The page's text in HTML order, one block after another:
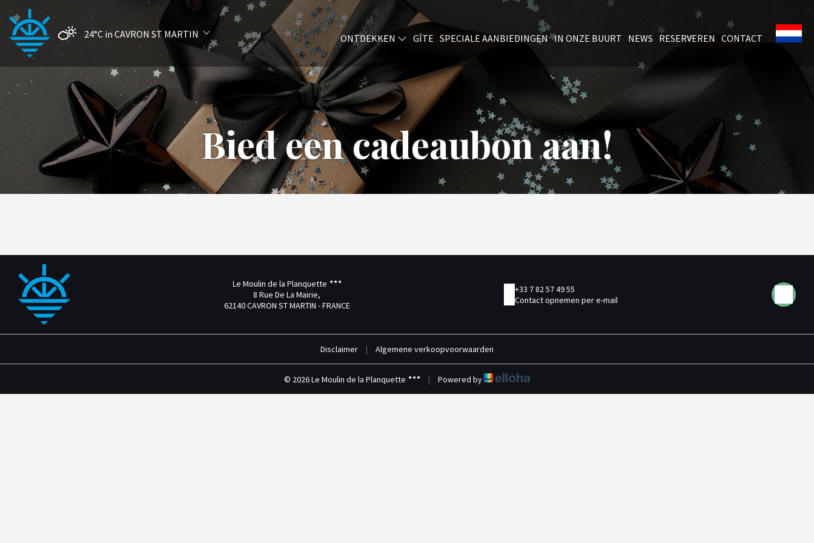
24°C in CAVRON ST MARTIN ONTDEKKEN GÎTE SPECIALE AANBIEDINGEN IN ONZE BUURT NEWS RESERVEREN CONTACT
Bied een cadeaubon aan!
Le Moulin de la Planquette
8 Rue De La Mairie,
62140 CAVRON ST MARTIN - FRANCE
+33 7 82 57 49 55
Contact opnemen per e-mail
Disclaimer | Algemene verkoopvoorwaarden
© 2026 Le Moulin de la Planquette | Powered by